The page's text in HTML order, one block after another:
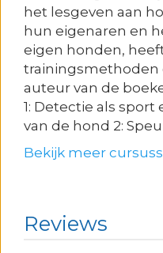
het lesgeven aan
hun eigenaren en
eigen honden,
trainingsmethoden
auteur van de
1: Detectie als sport
van de hond 2:
Bekijk meer
Reviews